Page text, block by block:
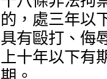
的，處三年以
具有毆打、侮
上十年以下有